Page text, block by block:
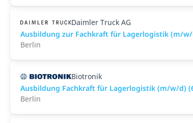
Daimler Truck AG
Ausbildung zur Fachkraft für Lagerlogistik (m/w/
Berlin
Biotronik
Ausbildung Fachkraft für Lagerlogistik (m/w/d)
Berlin